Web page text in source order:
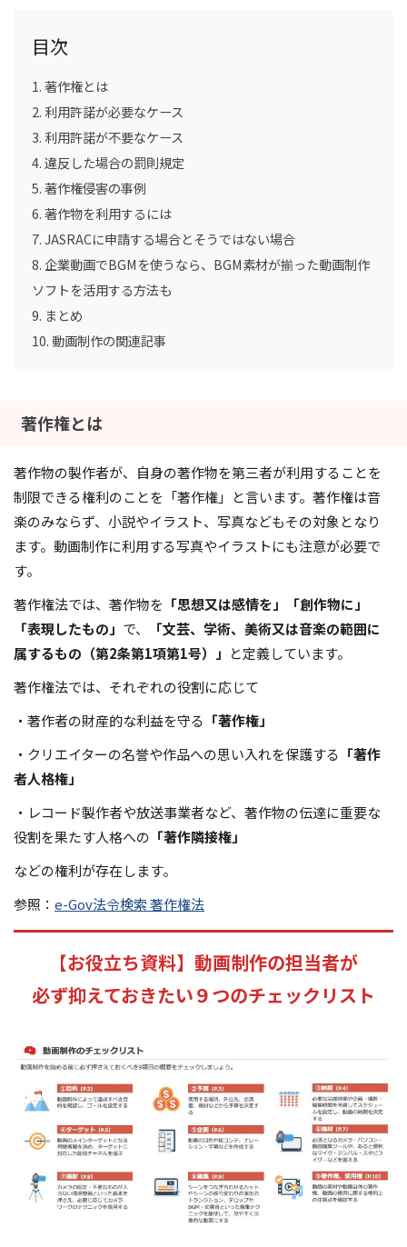
目次
著作権とは
利用許諾が必要なケース
利用許諾が不要なケース
違反した場合の罰則規定
著作権侵害の事例
著作物を利用するには
JASRACに申請する場合とそうではない場合
企業動画でBGMを使うなら、BGM素材が揃った動画制作
ソフトを活用する方法も
まとめ
動画制作の関連記事
著作権とは
著作物の製作者が、自身の著作物を第三者が利用することを
制限できる権利のことを「著作権」と言います。著作権は音
楽のみならず、小説やイラスト、写真などもその対象となり
ます。動画制作に利用する写真やイラストにも注意が必要で
す。
著作権法では、著作物を 「思想又は感情を」「創作物に」
「表現したもの」 で、
「文芸、学術、美術又は音楽の範囲に
属するもの（第2条第1項第1号）」 と定義しています。
著作権法では、それぞれの役割に応じて
・著作者の財産的な利益を守る 「著作権」
・クリエイターの名誉や作品への思い入れを保護する 「著作
者人格権」
・レコード製作者や放送事業者など、著作物の伝達に重要な
役割を果たす人格への 「著作隣接権」
などの権利が存在します。
参照： e-Gov法令検索 著作権法
【お役立ち資料】 動画制作の担当者が
必ず抑えておきたい９つのチェックリスト